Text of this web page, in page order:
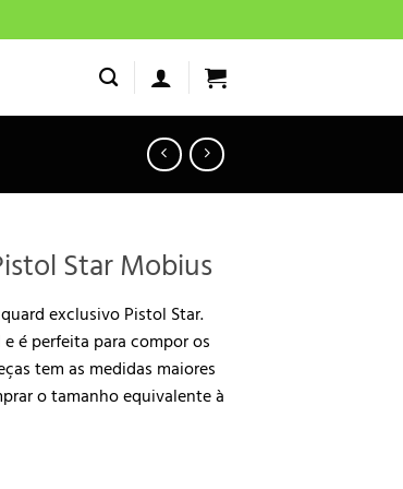
Star Mobius
exclusivo Pistol Star.
é perfeita para compor os
tem as medidas maiores
o tamanho equivalente à